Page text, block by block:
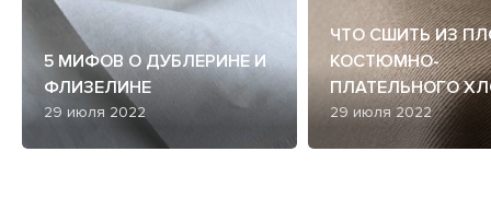
5 МИФОВ О ДУБЛЕРИНЕ И
ФЛИЗЕЛИНЕ
29 июля 2022
ЧТО СШИТЬ ИЗ
КОСТЮМНО-
ПЛАТЕЛЬНОГО
29 июля 2022